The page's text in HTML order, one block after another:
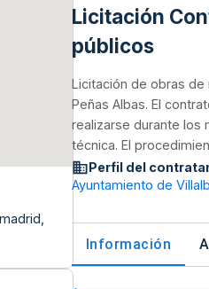
Licitación
públicos
Licitación de obras de
Peñas Albas. El
realizarse durante los
técnica. El
Perfil del
Ayuntamiento de
Información